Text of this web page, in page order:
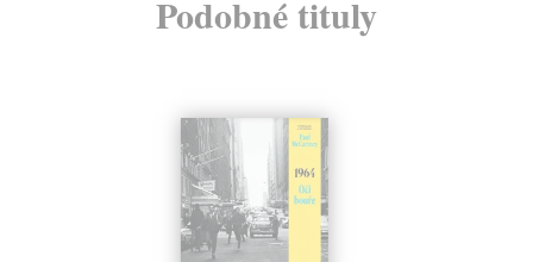
Podobné tituly